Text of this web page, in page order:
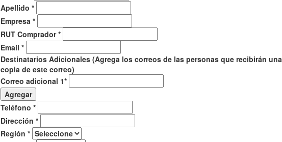
Apellido *
Empresa *
RUT Comprador*
Email *
Destinatarios Adicionales (Agrega los correos de las personas que recibirán una
copia de este correo)
Correo adicional 1*
Agregar
Teléfono *
Dirección *
Región *